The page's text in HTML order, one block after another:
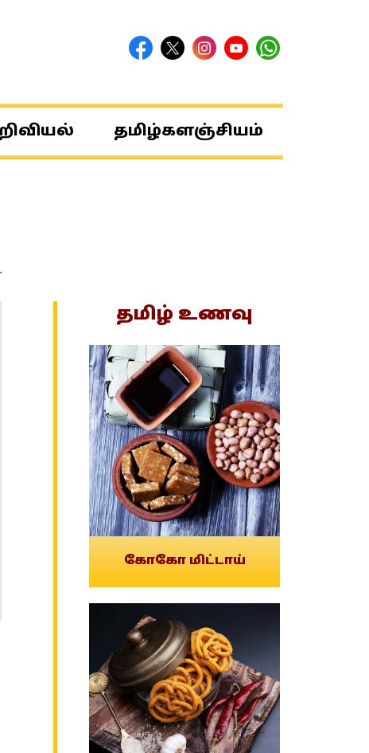
தமிழ்களஞ்சியம்
தமிழ் உணவு
கோகோ மிட்டாய்